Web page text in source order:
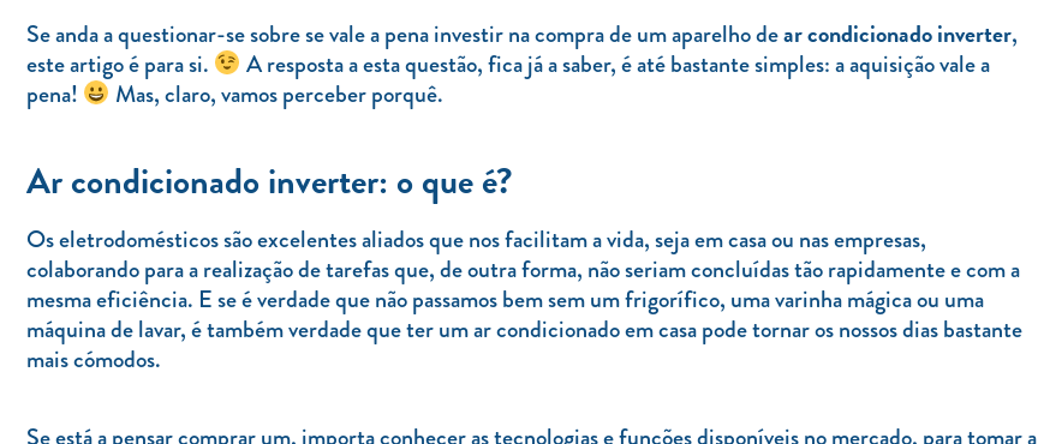
Se anda a questionar-se sobre se vale a pena investir na compra de um aparelho dear condicionado inverter,
este artigo é para si.
A resposta a esta questão, fica já a saber, é até bastante simples: a aquisição vale a
pena!
Mas, claro, vamos perceber porquê.
Ar condicionado inverter: o que é?
Os eletrodomésticos são excelentes aliados que nos facilitam a vida, seja em casa ou nas empresas,
colaborando para a realização de tarefas que, de outra forma, não seriam concluídas tão rapidamente e com a
mesma eficiência. E se é verdade que não passamos bem sem um frigorífico, uma varinha mágica ou uma
máquina de lavar, é também verdade que ter um ar condicionado em casa pode tornar os nossos dias bastante
mais cómodos.